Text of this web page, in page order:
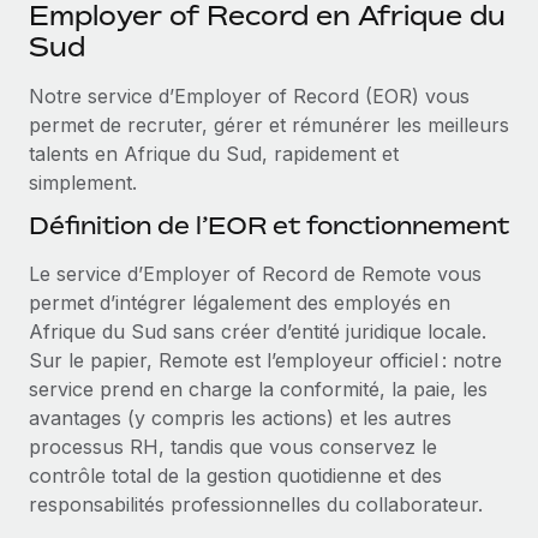
Demandez aux experts
Recevez des conseils d’experts sur les RH à
l’international et la conformité
Contrôles d’antécédents
candidats
Remote Watchtower
Gardez un temps d’avance sur les risques en
matière de conformité
Gestion des appareils
Achetez et suivez vos équipements informatiques
dans le monde entier
Intégrez les RH à l’international de manière flexible
Explorez avec nous vos opportunités de partenariat
Remote Build
Bientôt disponible
ÉTUDES DE CAS
Événements
Salle de presse
Données sur les salaires et les talents
Centre de ressources
BLOG
Paie multipays
EOR et PEO
Gestion des freelances
Taxes
Employer of Record en Afrique du
Sud
Notre service d’Employer of Record (EOR) vous
permet de recruter, gérer et rémunérer les meilleurs
talents en Afrique du Sud, rapidement et
simplement.
Définition de l’EOR et fonctionnement
Le service d’Employer of Record de Remote vous
permet d’intégrer légalement des employés en
Afrique du Sud sans créer d’entité juridique locale.
Sur le papier, Remote est l’employeur officiel : notre
service prend en charge la conformité, la paie, les
avantages (y compris les actions) et les autres
processus RH, tandis que vous conservez le
contrôle total de la gestion quotidienne et des
responsabilités professionnelles du collaborateur.